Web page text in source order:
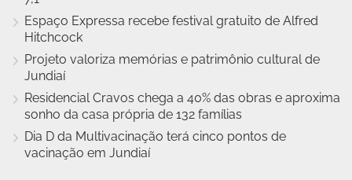
Espaço Expressa recebe festival gratuito de Alfred
Hitchcock
Projeto valoriza memórias e patrimônio cultural de
Jundiaí
Residencial Cravos chega a 40% das obras e aproxima
sonho da casa própria de 132 famílias
Dia D da Multivacinação terá cinco pontos de
vacinação em Jundiaí